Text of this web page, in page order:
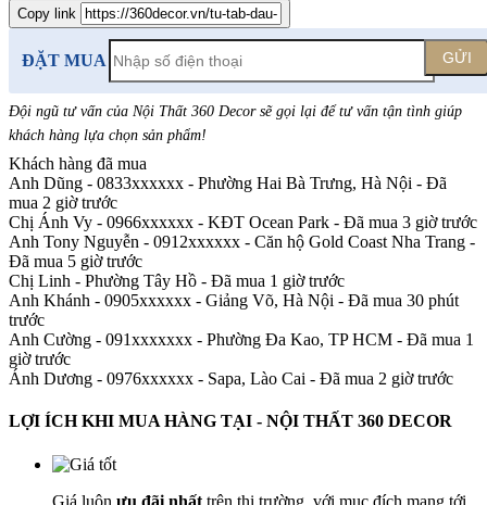
Copy link
ĐẶT MUA GỬI
Đội ngũ tư vấn của Nội Thất 360 Decor sẽ gọi lại để tư vấn tận tình giúp
khách hàng lựa chọn sản phẩm!
Khách hàng đã mua
Anh Dũng - 0833xxxxxx - Phường Hai Bà Trưng, Hà Nội - Đã
mua 2 giờ trước
Chị Ánh Vy - 0966xxxxxx - KĐT Ocean Park - Đã mua 3 giờ trước
Anh Tony Nguyễn - 0912xxxxxx - Căn hộ Gold Coast Nha Trang -
Đã mua 5 giờ trước
Chị Linh - Phường Tây Hồ - Đã mua 1 giờ trước
Anh Khánh - 0905xxxxxx - Giảng Võ, Hà Nội - Đã mua 30 phút
trước
Anh Cường - 091xxxxxxx - Phường Đa Kao, TP HCM - Đã mua 1
giờ trước
Ánh Dương - 0976xxxxxx - Sapa, Lào Cai - Đã mua 2 giờ trước
LỢI ÍCH KHI MUA HÀNG TẠI - NỘI THẤT 360 DECOR
Giá luôn ưu đãi nhất trên thị trường, với mục đích mang tới